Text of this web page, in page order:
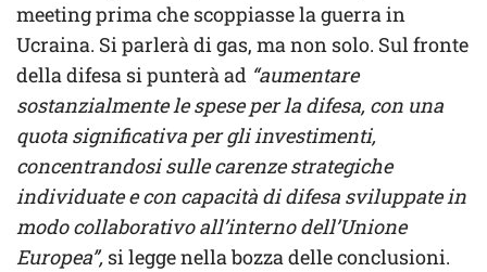
meeting prima che scoppiasse la guerra in
Ucraina. Si parlerà di gas, ma non solo. Sul fronte
della difesa si punterà ad “aumentare
sostanzialmente le spese per la difesa, con una
quota significativa per gli investimenti,
concentrandosi sulle carenze strategiche
individuate e con capacità di difesa sviluppate in
modo collaborativo all’interno dell’Unione
Europea”, si legge nella bozza delle conclusioni.